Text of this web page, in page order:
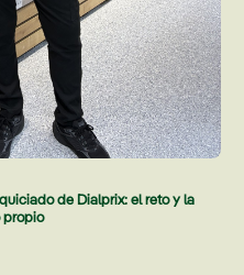
de Dialprix: el reto y la
propio